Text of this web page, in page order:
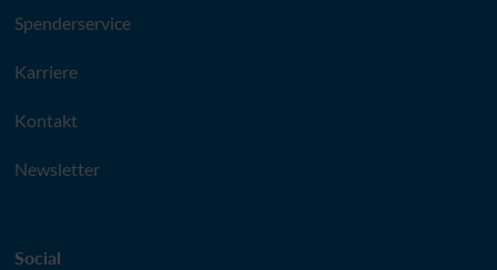
Spenderservice
Karriere
Kontakt
Newsletter
Social